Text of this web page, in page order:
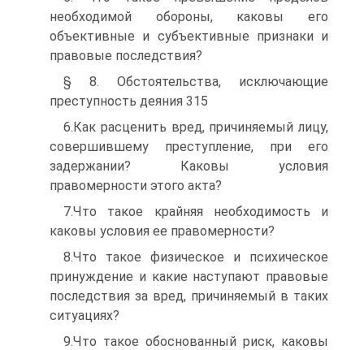
необходимой обороны, каковы его
объективные и субъективные признаки и
правовые последствия?
§ 8. Обстоятельства, исключающие
преступность деяния 315
6.Как расценить вред, причиняемый лицу,
совершившему преступление, при его
задержании? Каковы условия
правомерности этого акта?
7.Что такое крайняя необходимость и
каковы условия ее правомерности?
8.Что такое физическое и психическое
принуждение и какие наступают правовые
последствия за вред, причиняемый в таких
ситуациях?
9.Что такое обоснованный риск, каковы